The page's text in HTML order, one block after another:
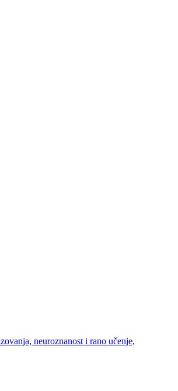
neuroznanost i rano učenje,